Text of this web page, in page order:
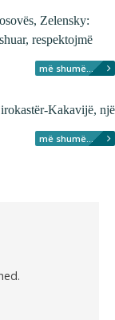
Zelensky:
respektojmë
më shumë...
Kakavijë, një
më shumë...